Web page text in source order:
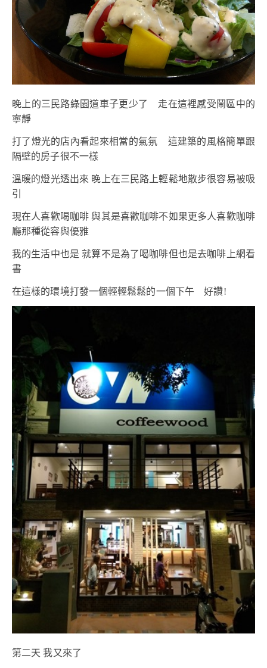
晚上的三民路綠園道車子更少了 走在這裡感受鬧區中的
寧靜
打了燈光的店內看起來相當的氣氛 這建築的風格簡單跟
隔壁的房子很不一樣
溫暖的燈光透出來 晚上在三民路上輕鬆地散步很容易被吸
引
現在人喜歡喝咖啡 與其是喜歡咖啡不如果更多人喜歡咖啡
廳那種從容與優雅
我的生活中也是 就算不是為了喝咖啡但也是去咖啡上網看
書
在這樣的環境打發一個輕輕鬆鬆的一個下午 好讚!
第二天 我又來了